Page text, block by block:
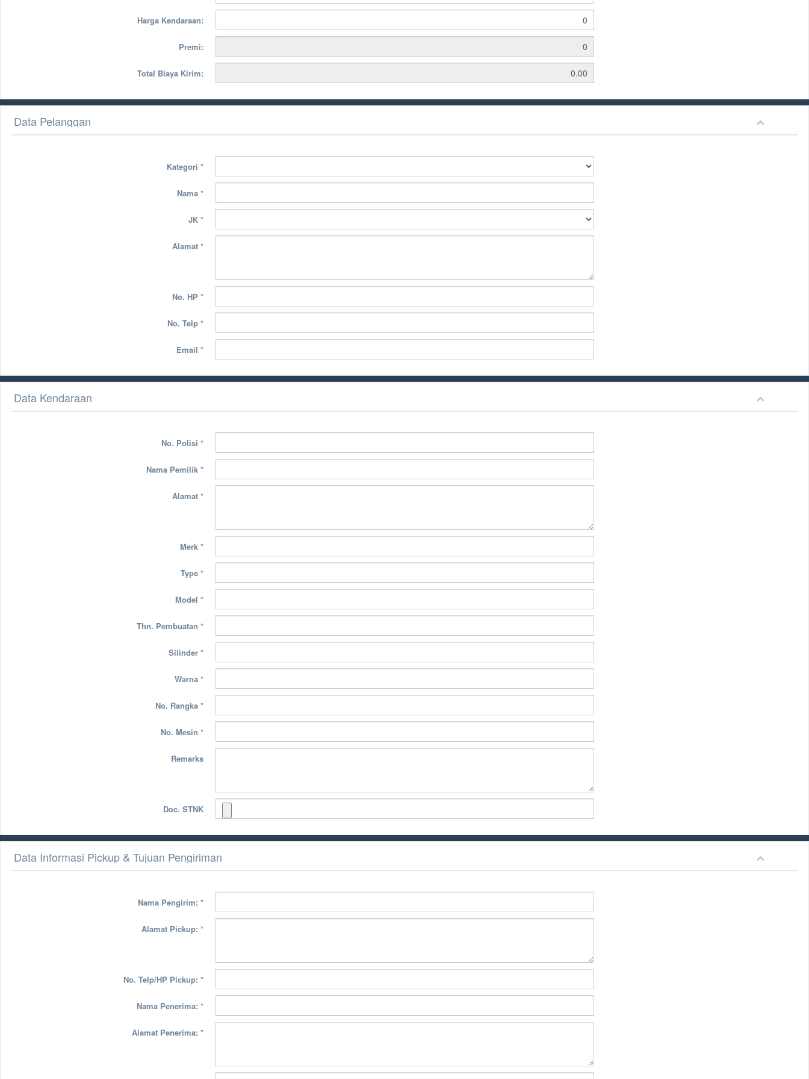
Harga Kendaraan:
Premi:
Total Biaya Kirim:
Data Pelanggan
Kategori *
Nama *
JK *
Alamat *
No. HP *
No. Telp *
Email *
Data Kendaraan
No. Polisi *
Nama Pemilik *
Alamat *
Merk *
Type *
Model *
Thn. Pembuatan *
Silinder *
Warna *
No. Rangka *
No. Mesin *
Remarks
Doc. STNK
Data Informasi Pickup & Tujuan Pengiriman
Nama Pengirim: *
Alamat Pickup: *
No. Telp/HP Pickup: *
Nama Penerima: *
Alamat Penerima: *